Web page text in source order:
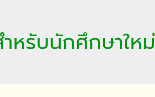
หรับนักศึกษาใหม่